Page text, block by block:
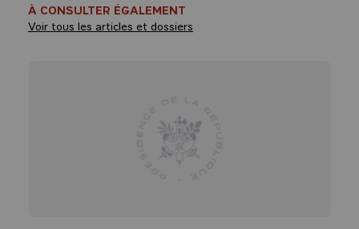
À CONSULTER ÉGALEMENT
Voir tous les articles et dossiers